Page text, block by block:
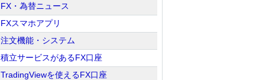
FX・為替ニュース
FXスマホアプリ
注文機能・システム
積立サービスがあるFX口座
TradingViewを使えるFX口座